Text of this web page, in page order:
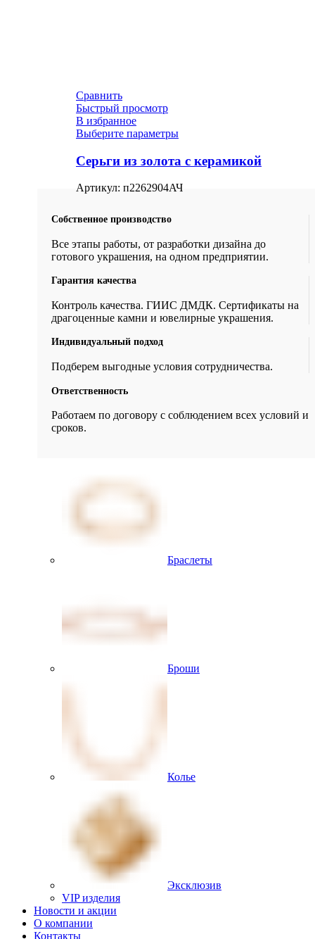
Сравнить
Быстрый просмотр
В избранное
Выберите параметры
Серьги из золота с керамикой
Артикул: п2262904АЧ
Собственное производство
Все этапы работы, от разработки дизайна до
готового украшения, на одном предприятии.
Гарантия качества
Контроль качества. ГИИС ДМДК. Сертификаты на
драгоценные камни и ювелирные украшения.
Индивидуальный подход
Подберем выгодные условия сотрудничества.
Ответственность
Работаем по договору с соблюдением всех условий и
сроков.
Браслеты
Броши
Колье
Эксклюзив
VIP изделия
Новости и акции
О компании
Контакты